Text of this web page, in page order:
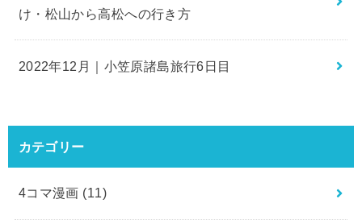
け・松山から高松への行き方
2022年12月｜小笠原諸島旅行6日目
カテゴリー
4コマ漫画 (11)